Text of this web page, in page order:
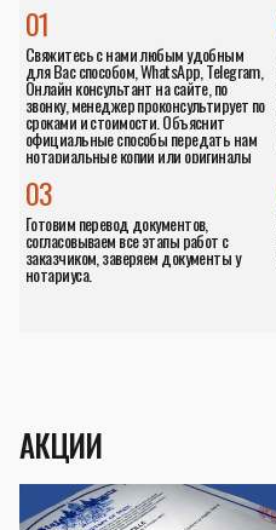
01
Свяжитесь с нами любым удобным
для Вас способом, WhatsApp, Telegram,
Онлайн консультант на сайте, по
звонку, менеджер проконсультирует по
сроками и стоимости. Объяснит
официальные способы передать нам
нотариальные копии или оригиналы
03
Готовим перевод документов,
согласовываем все этапы работ с
заказчиком, заверяем документы у
нотариуса.
АКЦИИ